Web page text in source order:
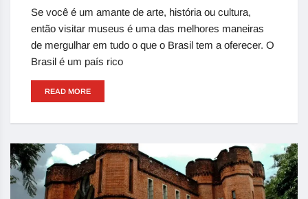
Se você é um amante de arte, história ou cultura,
então visitar museus é uma das melhores maneiras
de mergulhar em tudo o que o Brasil tem a oferecer. O
Brasil é um país rico
READ MORE